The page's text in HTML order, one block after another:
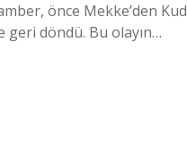
önce Mekke’den
geri döndü. Bu olayın…